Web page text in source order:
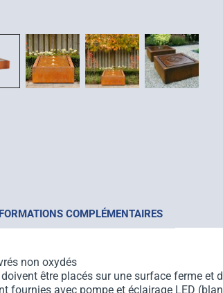
COMPLÉMENTAIRES
non oxydés
doivent être placés sur une surface ferme et
fournies avec pompe et éclairage LED